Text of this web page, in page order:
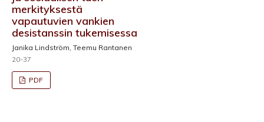
merkityksestä
vapautuvien vankien
desistanssin tukemisessa
Janika Lindström, Teemu Rantanen
20-37
PDF